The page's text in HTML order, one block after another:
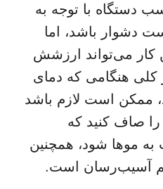
دستگاه با توجه به
دشوار باشد، اما
کار می‌تواند ارزشش
کلی هنگامی که دمای
ممکن است لازم باشد
صاف کنید که
به موها شود، همچنین
هم آسیب‌رسان است.